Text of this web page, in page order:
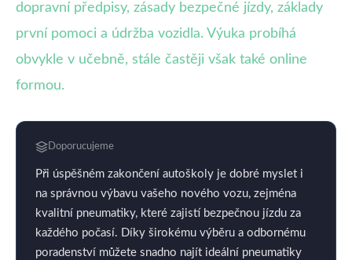
dopravní předpisy, zásady bezpečné jízdy, základy
první pomoci a údržba vozidla. Výuka probíhá
obvykle v učebně, stále častěji však také online
formou.
Doporucujeme
Při úspěšném zakončení autoškoly je dobré myslet i
na správnou výbavu vašeho nového vozu, zejména
kvalitní pneumatiky, které zajistí bezpečnou jízdu za
každého počasí. Díky širokému výběru a odbornému
poradenství můžete snadno najít ideální pneumatiky